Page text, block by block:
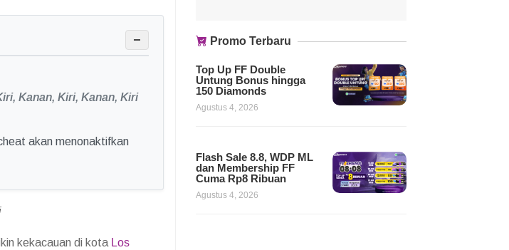
−
Kanan, Kiri, Kanan, Kiri
akan menonaktifkan
kekacauan di kota Los
Promo Terbaru
Top Up FF Double
Untung Bonus hingga
150 Diamonds
Agustus 4, 2026
Flash Sale 8.8, WDP ML
dan Membership FF
Cuma Rp8 Ribuan
Agustus 4, 2026